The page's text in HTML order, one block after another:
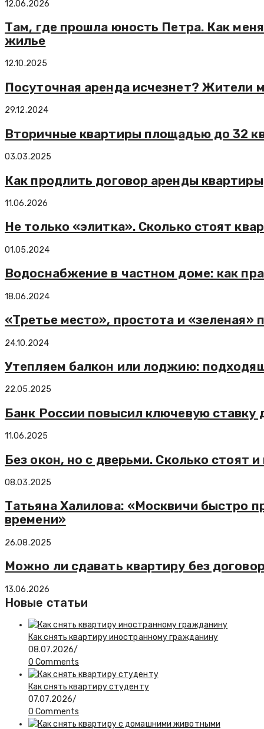
12.06.2026
Там, где прошла юность Петра. Как
жилье
12.10.2025
Посуточная аренда исчезнет? Жители
29.12.2024
Вторичные квартиры площадью до 32
03.03.2025
Как продлить договор аренды квартиры
11.06.2026
Не только «элитка». Сколько стоят
01.05.2024
Водоснабжение в частном доме: как
18.06.2024
«Третье место», простота и
24.10.2024
Утепляем балкон или лоджию:
22.05.2025
Банк России повысил ключевую ставку
11.06.2025
Без окон, но с дверьми. Сколько стоят
08.03.2025
Татьяна Халилова: «Москвичи быстро
времени»
26.08.2025
Можно ли сдавать квартиру без
13.06.2026
Новые статьи
Как снять квартиру иностранному гражданину
08.07.2026/
0 Comments
Как снять квартиру студенту
07.07.2026/
0 Comments